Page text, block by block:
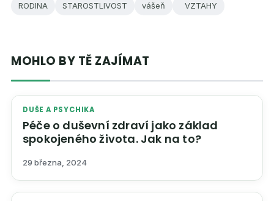
RODINA
STAROSTLIVOST vášeň VZTAHY
MOHLO BY TĚ ZAJÍMAT
DUŠE A PSYCHIKA
Péče o duševní zdraví jako základ
spokojeného života. Jak na to?
29 března, 2024